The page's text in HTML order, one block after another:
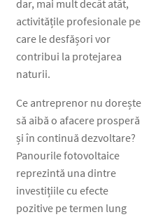
dar, mai mult decât atât,
activitățile profesionale pe
care le desfășori vor
contribui la protejarea
naturii.
Ce antreprenor nu dorește
să aibă o afacere prosperă
și în continuă dezvoltare?
Panourile fotovoltaice
reprezintă una dintre
investițiile cu efecte
pozitive pe termen lung